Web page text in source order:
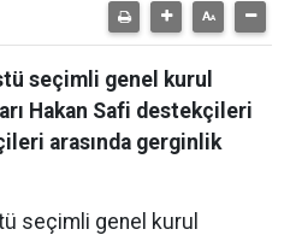
seçimli genel kurul
Hakan Safi destekçileri
arasında gerginlik
seçimli genel kurul